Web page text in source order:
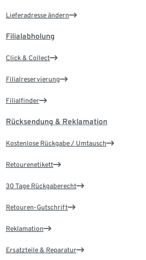
Lieferadresse ändern
Filialabholung
Click & Collect
Filialreservierung
Filialfinder
Rücksendung & Reklamation
Kostenlose Rückgabe / Umtausch
Retourenetikett
30 Tage Rückgaberecht
Retouren-Gutschrift
Reklamation
Ersatzteile & Reparatur